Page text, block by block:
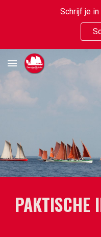
Skip to main content
Schrijf je in
PAKTISCHE